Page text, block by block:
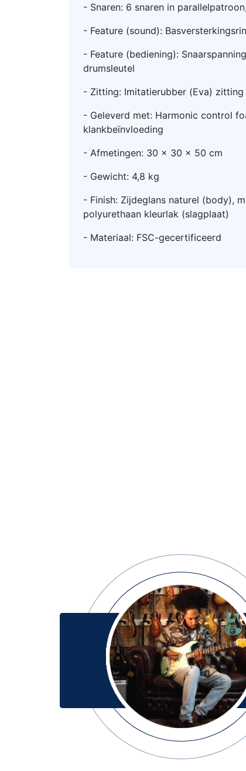
- Snaren: 6 snaren in
- Feature (sound):
- Feature (bediening):
drumsleutel
- Zitting: Imitatierubber (Eva)
- Geleverd met: Harmonic control
klankbeïnvloeding
- Afmetingen: 30 x 30 x 50 cm
- Gewicht: 4,8 kg
- Finish: Zijdeglans naturel (body),
polyurethaan kleurlak (slagplaat)
- Materiaal: FSC-gecertificeerd